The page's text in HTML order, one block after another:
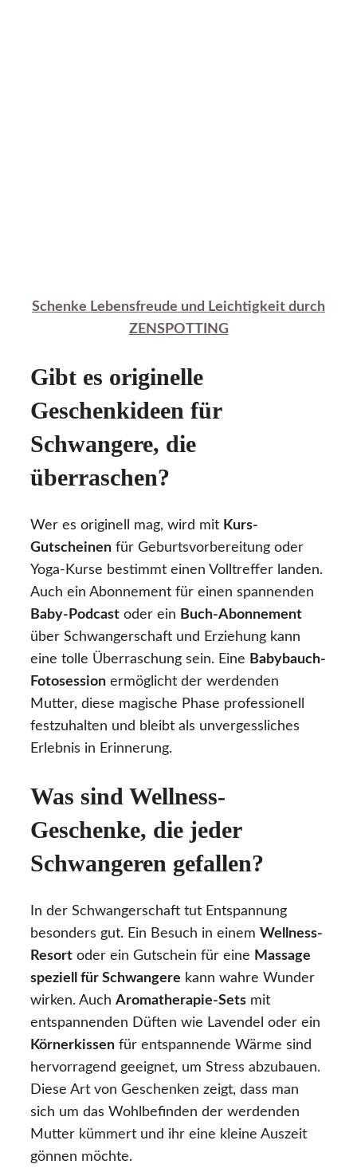
Schenke Lebensfreude und Leichtigkeit durch
ZENSPOTTING
Gibt es originelle
Geschenkideen für
Schwangere, die
überraschen?
Wer es originell mag, wird mit Kurs-
Gutscheinen für Geburtsvorbereitung oder
Yoga-Kurse bestimmt einen Volltreffer landen.
Auch ein Abonnement für einen spannenden
Baby-Podcast oder ein Buch-Abonnement
über Schwangerschaft und Erziehung kann
eine tolle Überraschung sein. Eine Babybauch-
Fotosession ermöglicht der werdenden
Mutter, diese magische Phase professionell
festzuhalten und bleibt als unvergessliches
Erlebnis in Erinnerung.
Was sind Wellness-
Geschenke, die jeder
Schwangeren gefallen?
In der Schwangerschaft tut Entspannung
besonders gut. Ein Besuch in einem Wellness-
Resort oder ein Gutschein für eine Massage
speziell für Schwangere kann wahre Wunder
wirken. Auch Aromatherapie-Sets mit
entspannenden Düften wie Lavendel oder ein
Körnerkissen für entspannende Wärme sind
hervorragend geeignet, um Stress abzubauen.
Diese Art von Geschenken zeigt, dass man
sich um das Wohlbefinden der werdenden
Mutter kümmert und ihr eine kleine Auszeit
gönnen möchte.